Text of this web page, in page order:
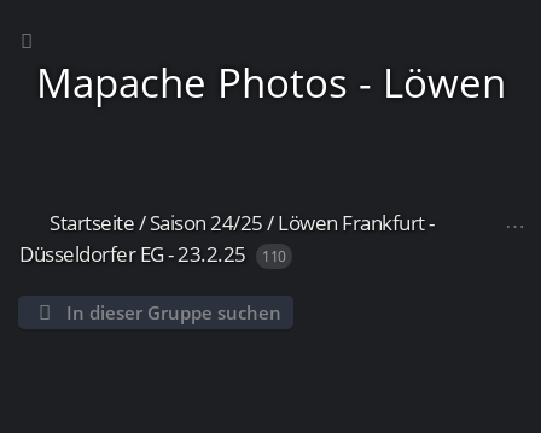
Mapache Photos - Löwen
Frankfurt
Startseite/Saison 24/25/Löwen Frankfurt -
Düsseldorfer EG - 23.2.25
110
In dieser Gruppe suchen